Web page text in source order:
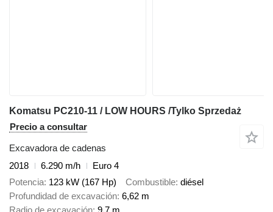
Komatsu PC210-11 / LOW HOURS /Tylko Sprzedaż
Precio a consultar
Excavadora de cadenas
2018
6.290 m/h
Euro 4
Potencia 123 kW (167 Hp) Combustible diésel
Profundidad de excavación 6,62 m
Radio de excavación 9,7 m